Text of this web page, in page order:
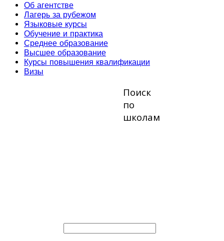
Об агентстве
Лагерь за рубежом
Языковые курсы
Обучение и практика
Среднее образование
Высшее образование
Курсы повышения квалификации
Визы
Поиск
по
школам